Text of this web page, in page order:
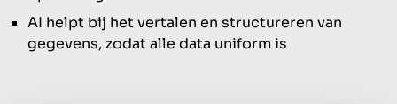
AI helpt bij het vertalen en structureren van
gegevens, zodat alle data uniform is